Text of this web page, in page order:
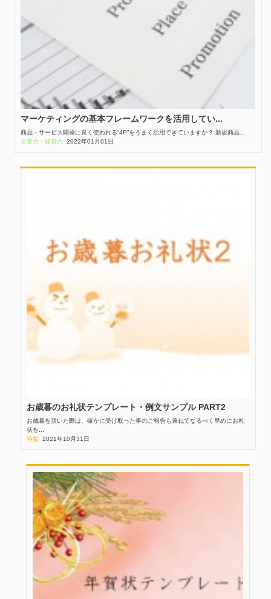
マーケティングの基本フレームワークを活用してい...
商品・サービス開発に良く使われる“4P”をうまく活用できていますか？ 新規商品...
企業力・経営力
2022年01月01日
お歳暮のお礼状テンプレート・例文サンプル PART2
お歳暮を頂いた際は、確かに受け取った事のご報告も兼ねてなるべく早めにお礼
状を...
特集 2021年10月31日